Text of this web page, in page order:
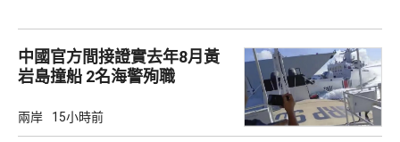
中國官方間接證實去年8月黃
岩島撞船 2名海警殉職
兩岸 15小時前